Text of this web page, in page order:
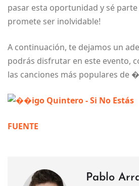
pasar esta oportunidad y sé
promete ser inolvidable!
A continuación, te dejamos un
podrás disfrutar en este evento,
las canciones más populares de
FUENTE
Pablo